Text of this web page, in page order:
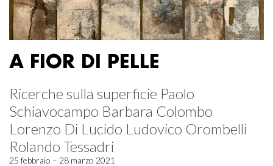
A FIOR DI PELLE
Ricerche sulla superficie Paolo
Schiavocampo Barbara Colombo
Lorenzo Di Lucido Ludovico Orombelli
Rolando Tessadri
25 febbraio – 28 marzo 2021